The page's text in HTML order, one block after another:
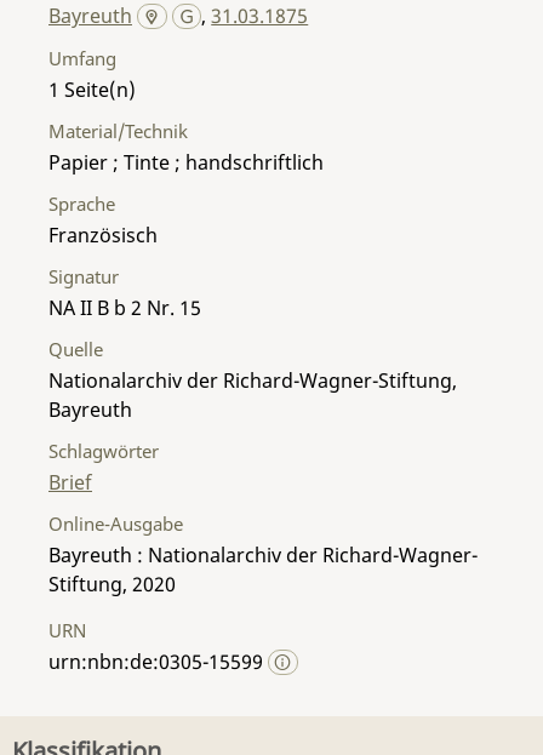
Bayreuth ,31.03.1875
Umfang
1
Material/Technik
Papier ; Tinte ; handschriftlich
Sprache
Französisch
Signatur
NA II B b 2 Nr. 15
Quelle
Nationalarchiv der Richard-Wagner-Stiftung,
Bayreuth
Schlagwörter
Brief
Online-Ausgabe
Bayreuth : Nationalarchiv der Richard-Wagner-
Stiftung, 2020
URN
urn:nbn:de:0305-15599